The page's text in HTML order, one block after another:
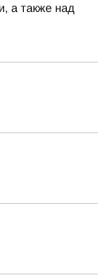
а также над